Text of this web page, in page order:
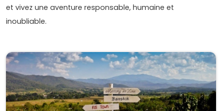
et vivez une aventure responsable, humaine et
inoubliable.